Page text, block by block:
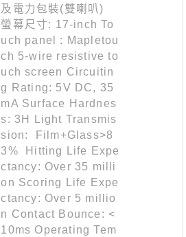
及電力包裝(雙喇叭)
螢幕尺寸: 17-inch To
uch panel : Mapletou
ch 5-wire resistive to
uch screen Circuitin
g Rating: 5V DC, 35
mA Surface Hardnes
s: 3H Light Transmis
sion: Film+Glass>8
3% Hitting Life Expe
ctancy: Over 35 milli
on Scoring Life Expe
ctancy: Over 5 millio
n Contact Bounce: <
10ms Operating Tem